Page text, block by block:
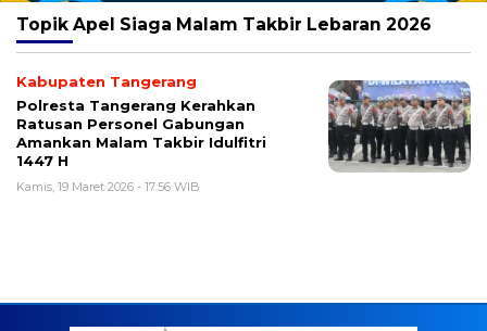
Topik Apel Siaga Malam Takbir Lebaran 2026
Kabupaten Tangerang
Polresta Tangerang Kerahkan
Ratusan Personel Gabungan
Amankan Malam Takbir Idulfitri
1447 H
Kamis, 19 Maret 2026 - 17:56 WIB